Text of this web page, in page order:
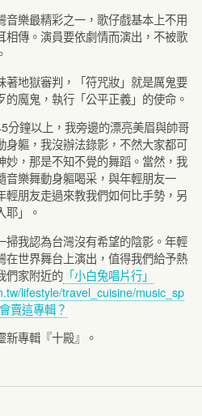
音樂最精彩之一，歌仔戲基本上不用
相傳。演員要依劇情而演出，不被歌
著地獄審判，「符咒妝」就是厲鬼要
的魔鬼，執行「公平正義」的使命。
分鐘以上，我旁邊的漂亮美眉與帥哥
身軀，我沒辦法錄影，不然大家都可
妙，那是不知不覺的舞蹈。當然，我
音樂舞動身軀喝采，與年輕朋友一
輕朋友走過來教我們如何比手勢，另
耶」。
掃我認為台灣沒有希望的陰影。年輕
在世界舞台上演出，值得我們給予熱
們家附近的 「小白兔唱片行」
lifestyle/travel_cuisine/music_sp
賣這專輯？
專輯『十殿』。